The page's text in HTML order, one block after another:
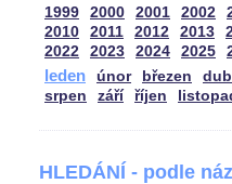
1999 2000 2001 2002
2010
2011 2012 2013
2022
2023 2024 2025
leden únor březen
srpen
září říjen
HLEDÁNÍ - podle